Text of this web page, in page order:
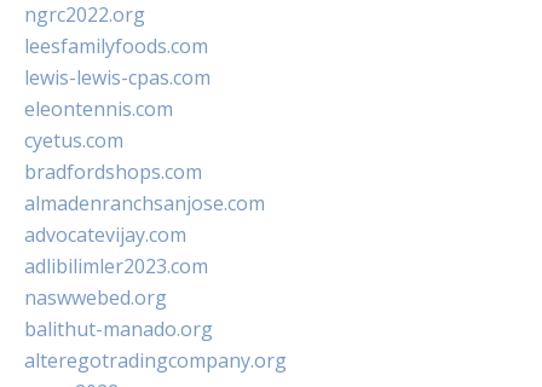
ngrc2022.org
leesfamilyfoods.com
lewis-lewis-cpas.com
eleontennis.com
cyetus.com
bradfordshops.com
almadenranchsanjose.com
advocatevijay.com
adlibilimler2023.com
naswwebed.org
balithut-manado.org
alteregotradingcompany.org